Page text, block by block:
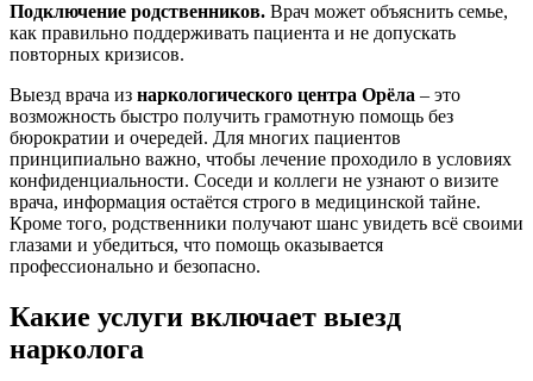
Подключение родственников. Врач может объяснить семье,
как правильно поддерживать пациента и не допускать
повторных кризисов.
Выезд врача из наркологического центра Орёла – это
возможность быстро получить грамотную помощь без
бюрократии и очередей. Для многих пациентов
принципиально важно, чтобы лечение проходило в условиях
конфиденциальности. Соседи и коллеги не узнают о визите
врача, информация остаётся строго в медицинской тайне.
Кроме того, родственники получают шанс увидеть всё своими
глазами и убедиться, что помощь оказывается
профессионально и безопасно.
Какие услуги включает выезд
нарколога